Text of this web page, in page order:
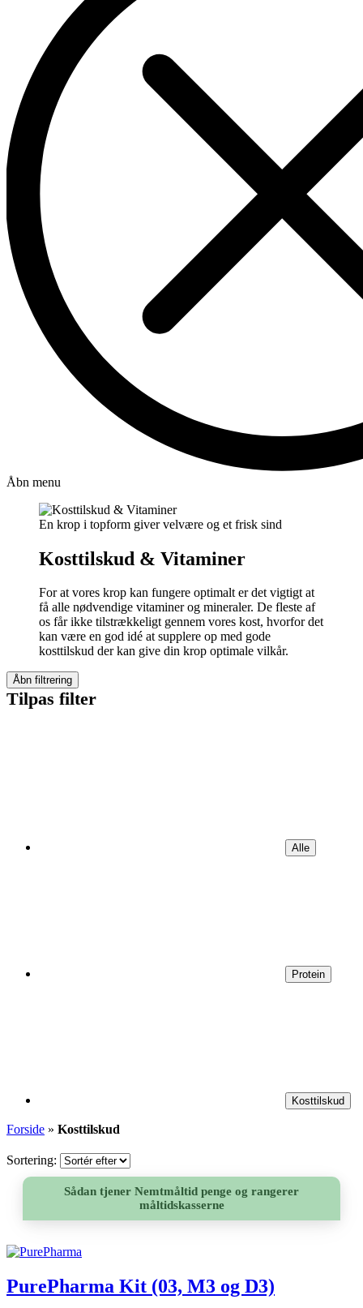
Åbn menu
En krop i topform giver velvære og et frisk sind
Kosttilskud & Vitaminer
For at vores krop kan fungere optimalt er det vigtigt at
få alle nødvendige vitaminer og mineraler. De fleste af
os får ikke tilstrækkeligt gennem vores kost, hvorfor det
kan være en god idé at supplere op med gode
kosttilskud der kan give din krop optimale vilkår.
Åbn filtrering
Tilpas filter
Alle
Protein
Kosttilskud
Forside » Kosttilskud
Sortering:
Sådan tjener Nemtmåltid penge og rangerer
måltidskasserne
PurePharma Kit (03, M3 og D3)